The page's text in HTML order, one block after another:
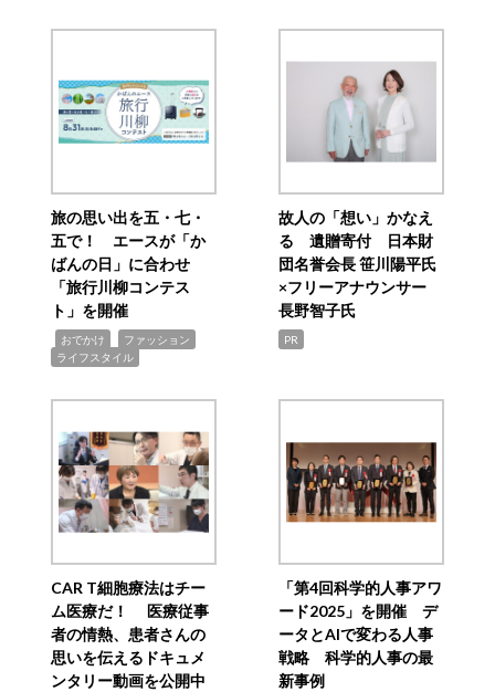
旅の思い出を五・七・
五で！ エースが「か
ばんの日」に合わせ
「旅行川柳コンテス
ト」を開催
おでかけ ファッション
ライフスタイル
故人の「想い」かなえ
る 遺贈寄付 日本財
団名誉会長 笹川陽平氏
×フリーアナウンサー
長野智子氏
PR
CAR T細胞療法はチー
ム医療だ！ 医療従事
者の情熱、患者さんの
思いを伝えるドキュメ
ンタリー動画を公開中
「第4回科学的人事アワ
ード2025」を開催 デ
ータとAIで変わる人事
戦略 科学的人事の最
新事例